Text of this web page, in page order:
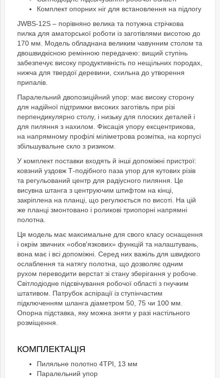
Комплект опорних ніг для встановлення на підлогу
JWBS-12S – порівняно велика та потужна стрічкова
пилка для аматорської роботи із заготівлями висотою до
170 мм. Модель обладнана великим чавунним столом та
двошвидкісною ремінною передачею: вищий ступінь
забезпечує високу продуктивність по нещільних породах,
нижча для твердої деревини, схильна до утворення
припалів.
Паралельний двопозиційний упор: має високу сторону
для надійної підтримки високих заготівль при різі
перпендикулярно столу, і низьку для плоских деталей і
для пиляння з нахилом. Фіксація упору ексцентрикова,
на напрямному профілі міліметрова розмітка, на корпусі
збільшувальне скло з ризиком.
У комплект поставки входять й інші допоміжні пристрої:
ковзний уздовж Т-подібного паза упор для кутових різів
та регульований центр для радіусного пиляння. Це
висувна штанга з центруючим штифтом на кінці,
закріплена на планці, що регулюється по висоті. На цій
же планці змонтовано і роликові триопорні напрямні
полотна.
Ця модель має максимальне для свого класу оснащення
і окрім звичних «обов'язкових» функцій та налаштувань,
вона має і всі допоміжні. Серед них важіль для швидкого
ослаблення та натягу полотна, що дозволяє одним
рухом переводити верстат зі стану зберігання у робоче.
Світлодіодне підсвічування робочої області з гнучким
штативом. Патрубок аспірації із ступінчастим
підключенням шланга діаметром 50, 75 чи 100 мм.
Опорна підставка, яку можна зняти у разі настільного
розміщення.
КОМПЛЕКТАЦІЯ
Пиляльне полотно 4TPI, 13 мм
Паралельний упор